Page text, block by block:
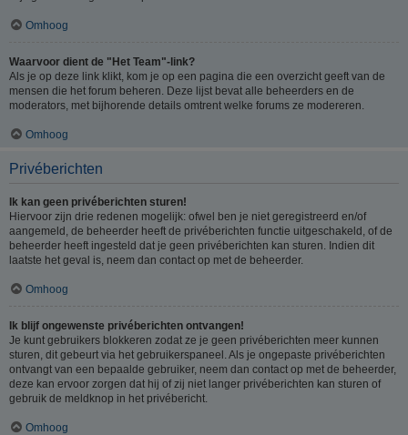
Omhoog
Waarvoor dient de "Het Team"-link?
Als je op deze link klikt, kom je op een pagina die een overzicht geeft van de
mensen die het forum beheren. Deze lijst bevat alle beheerders en de
moderators, met bijhorende details omtrent welke forums ze modereren.
Omhoog
Privéberichten
Ik kan geen privéberichten sturen!
Hiervoor zijn drie redenen mogelijk: ofwel ben je niet geregistreerd en/of
aangemeld, de beheerder heeft de privéberichten functie uitgeschakeld, of de
beheerder heeft ingesteld dat je geen privéberichten kan sturen. Indien dit
laatste het geval is, neem dan contact op met de beheerder.
Omhoog
Ik blijf ongewenste privéberichten ontvangen!
Je kunt gebruikers blokkeren zodat ze je geen privéberichten meer kunnen
sturen, dit gebeurt via het gebruikerspaneel. Als je ongepaste privéberichten
ontvangt van een bepaalde gebruiker, neem dan contact op met de beheerder,
deze kan ervoor zorgen dat hij of zij niet langer privéberichten kan sturen of
gebruik de meldknop in het privébericht.
Omhoog